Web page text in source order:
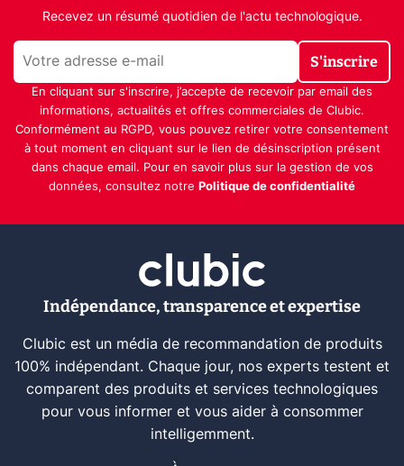
Recevez un résumé quotidien de l'actu technologique.
S'inscrire
En cliquant sur s'inscrire, j’accepte de recevoir par email des
informations, actualités et offres commerciales de Clubic.
Conformément au RGPD, vous pouvez retirer votre consentement
à tout moment en cliquant sur le lien de désinscription présent
dans chaque email. Pour en savoir plus sur la gestion de vos
données, consultez notre Politique de confidentialité
Indépendance, transparence et expertise
Clubic est un média de recommandation de produits
100% indépendant. Chaque jour, nos experts testent et
comparent des produits et services technologiques
pour vous informer et vous aider à consommer
intelligemment.